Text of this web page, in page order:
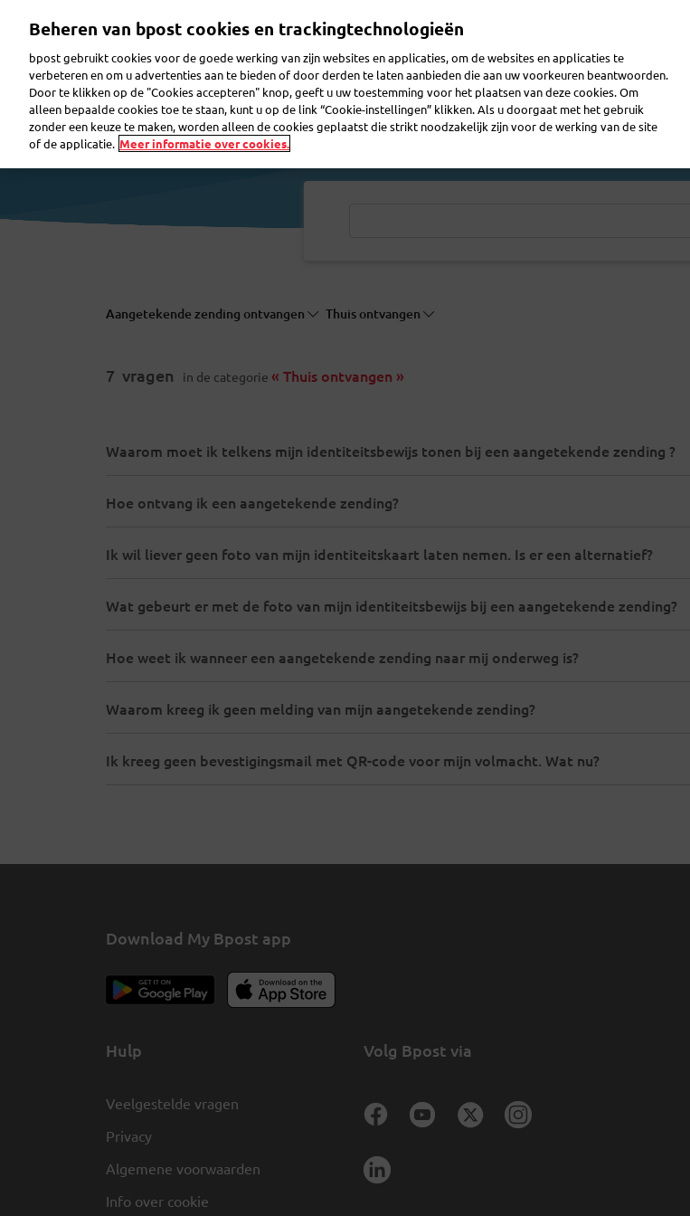
inhoud
Pakje verzenden Pakje ontvangen Brief verzenden Post doorsturen Veelgestelde vragen
Aangetekende zending ontvangen Thuis ontvangen
7 vragen in de categorie « Thuis ontvangen »
Waarom moet ik telkens mijn identiteitsbewijs tonen bij een aangetekende zending ?
Hoe ontvang ik een aangetekende zending?
Ik wil liever geen foto van mijn identiteitskaart laten nemen. Is er een alternatief?
Wat gebeurt er met de foto van mijn identiteitsbewijs bij een aangetekende zending?
Hoe weet ik wanneer een aangetekende zending naar mij onderweg is?
Waarom kreeg ik geen melding van mijn aangetekende zending?
Ik kreeg geen bevestigingsmail met QR-code voor mijn volmacht. Wat nu?
Download My Bpost app
Hulp
Veelgestelde vragen
Privacy
Algemene voorwaarden
Info over cookie
Volg Bpost via
Beheren van bpost cookies en trackingtechnologieën
bpost gebruikt cookies voor de goede werking van zijn websites en applicaties, om de websites en applicaties te
verbeteren en om u advertenties aan te bieden of door derden te laten aanbieden die aan uw voorkeuren beantwoorden.
Door te klikken op de "Cookies accepteren" knop, geeft u uw toestemming voor het plaatsen van deze cookies. Om
alleen bepaalde cookies toe te staan, kunt u op de link “Cookie-instellingen” klikken. Als u doorgaat met het gebruik
zonder een keuze te maken, worden alleen de cookies geplaatst die strikt noodzakelijk zijn voor de werking van de site
of de applicatie. Meer informatie over cookies.